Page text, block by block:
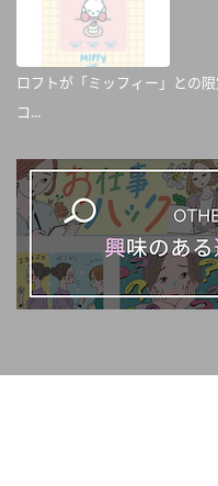
ロフトが「ミッフィー」との
コ...